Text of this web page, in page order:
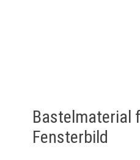
Bastelmaterial
Fensterbild